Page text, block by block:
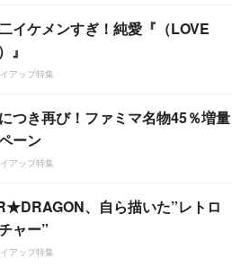
イケメンすぎ！純愛『（LOVE
』
アップ特集
つき再び！ファミマ名物45％増量
ーン
アップ特集
、自ら描いた”レトロ
ャー”
アップ特集